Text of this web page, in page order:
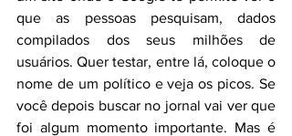
que as pessoas pesquisam, dados
compilados dos seus milhões de
usuários. Quer testar, entre lá, coloque o
nome de um político e veja os picos. Se
você depois buscar no jornal vai ver que
foi algum momento importante. Mas é